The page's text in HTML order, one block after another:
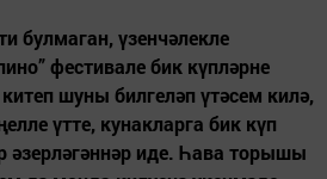
булмаган, үзенчәлекле
фестивале бик күпләрне
шуны билгеләп үтәсем килә,
үтте, кунакларга бик күп
иде. Һава торышы